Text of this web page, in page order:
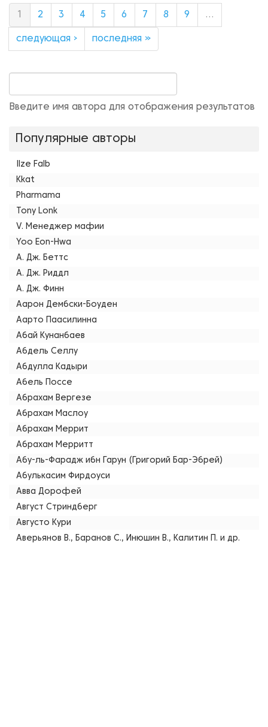
2 3 4 5 6 7 8 9 …
следующая › последняя »
Введите имя автора для отображения результатов
Популярные авторы
Ilze Falb
Kkat
Pharmama
Tony Lonk
V. Менеджер мафии
Yoo Eon-Hwa
А. Дж. Беттс
А. Дж. Риддл
А. Дж. Финн
Аарон Дембски-Боуден
Аарто Паасилинна
Абай Кунанбаев
Абдель Селлу
Абдулла Кадыри
Абель Поссе
Абрахам Вергезе
Абрахам Маслоу
Абрахам Меррит
Абрахам Мерритт
Абу-ль-Фарадж ибн Гарун (Григорий Бар-Эбрей)
Абулькасим Фирдоуси
Авва Дорофей
Август Стриндберг
Августо Кури
Аверьянов В., Баранов С., Инюшин В., Калитин П. и др.